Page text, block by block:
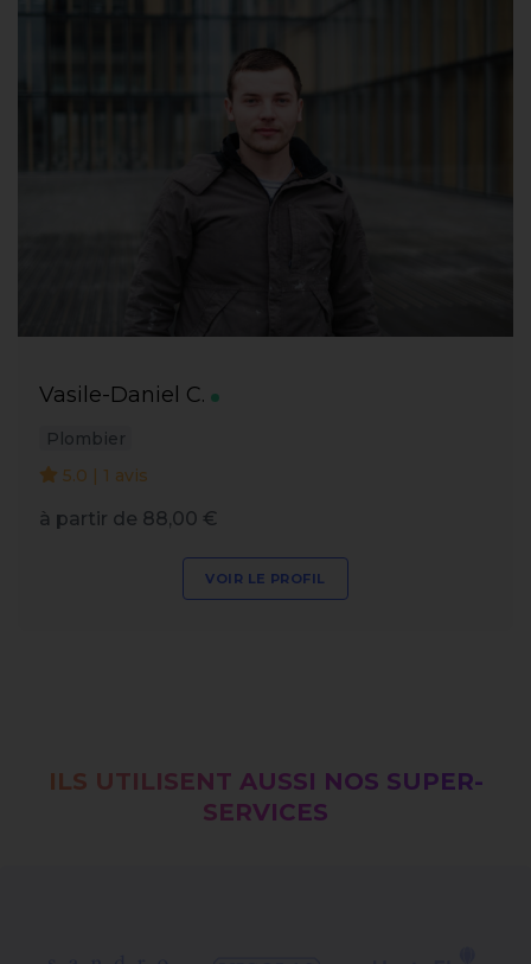
Vasile-Daniel C.
Plombier
5.0 | 1 avis
à partir de 88,00 €
VOIR LE PROFIL
ILS UTILISENT AUSSI NOS SUPER-
SERVICES